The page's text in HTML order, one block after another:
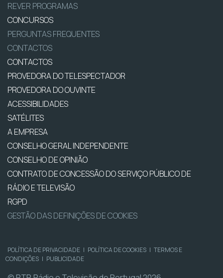
REVER PROGRAMAS
CONCURSOS
PERGUNTAS FREQUENTES
CONTACTOS
CONTACTOS
PROVEDORA DO TELESPECTADOR
PROVEDORA DO OUVINTE
ACESSIBILIDADES
SATÉLITES
A EMPRESA
CONSELHO GERAL INDEPENDENTE
CONSELHO DE OPINIÃO
CONTRATO DE CONCESSÃO DO SERVIÇO PÚBLICO DE
RÁDIO E TELEVISÃO
RGPD
GESTÃO DAS DEFINIÇÕES DE COOKIES
POLÍTICA DE PRIVACIDADE | POLÍTICA DE COOKIES | TERMOS E
CONDIÇÕES | PUBLICIDADE